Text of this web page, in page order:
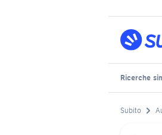
Ricerche
Subito